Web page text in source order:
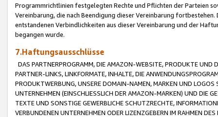
Programmrichtlinien festgelegten Rechte und Pflichten der Parteien
Vereinbarung, die nach Beendigung dieser Vereinbarung
entstandenen Verbindlichkeiten aus dieser Vereinbarung und der
begangen wurde.
7.Haftungsausschlüsse
DAS PARTNERPROGRAMM, DIE AMAZON-WEBSITE, PRODUKTE UND
PARTNER-LINKS, LINKFORMATE, INHALTE, DIE
PRODUKTWERBUNG, UNSERE DOMAIN-NAMEN, MARKEN UND
UNTERNEHMEN (EINSCHLIESSLICH DER AMAZON-MARKEN) UND DIE
TEXTE UND SONSTIGE GEWERBLICHE SCHUTZRECHTE,
VERBUNDENEN UNTERNEHMEN ODER LIZENZGEBERN IM RAHMEN